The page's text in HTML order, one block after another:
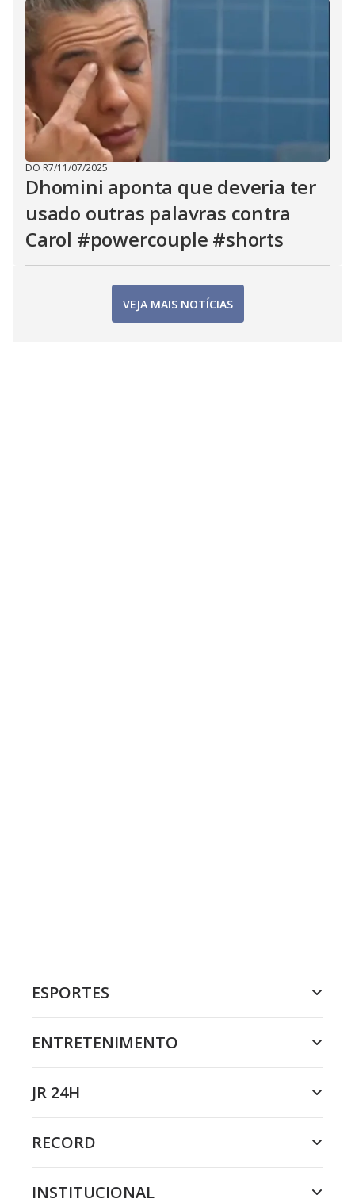
DO R7/11/07/2025
Dhomini aponta que deveria ter
usado outras palavras contra
Carol #powercouple #shorts
VEJA MAIS NOTÍCIAS
ESPORTES
ENTRETENIMENTO
JR 24H
RECORD
INSTITUCIONAL